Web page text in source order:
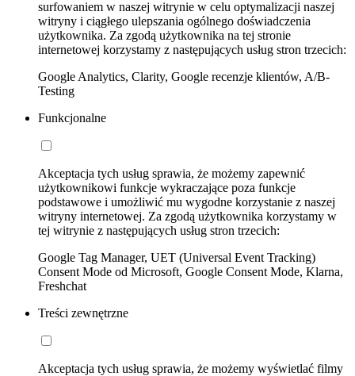
surfowaniem w naszej witrynie w celu optymalizacji naszej
witryny i ciągłego ulepszania ogólnego doświadczenia
użytkownika. Za zgodą użytkownika na tej stronie
internetowej korzystamy z następujących usług stron trzecich:
Google Analytics, Clarity, Google recenzje klientów, A/B-
Testing
Funkcjonalne
Akceptacja tych usług sprawia, że możemy zapewnić
użytkownikowi funkcje wykraczające poza funkcje
podstawowe i umożliwić mu wygodne korzystanie z naszej
witryny internetowej. Za zgodą użytkownika korzystamy w
tej witrynie z następujących usług stron trzecich:
Google Tag Manager, UET (Universal Event Tracking)
Consent Mode od Microsoft, Google Consent Mode, Klarna,
Freshchat
Treści zewnętrzne
Akceptacja tych usług sprawia, że możemy wyświetlać filmy